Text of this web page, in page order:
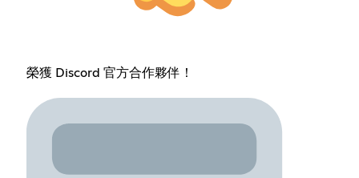
榮獲 Discord 官方合作夥伴！